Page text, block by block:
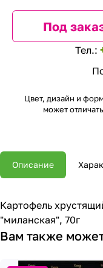
Под
Тел.:
Цвет, дизайн и
может
Описание
Картофель
"миланская", 70г
Вам также